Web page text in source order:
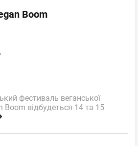
Boom
фестиваль веганської
Boom відбудеться 14 та 15